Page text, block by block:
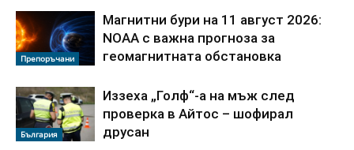
Препоръчани
Магнитни бури на 11 август 2026:
NOAA с важна прогноза за
геомагнитната обстановка
България
Иззеха „Голф“-а на мъж след
проверка в Айтос – шофирал
друсан